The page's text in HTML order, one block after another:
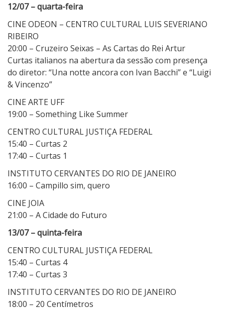
12/07 – quarta-feira
CINE ODEON – CENTRO CULTURAL LUIS SEVERIANO
RIBEIRO
20:00 – Cruzeiro Seixas – As Cartas do Rei Artur
Curtas italianos na abertura da sessão com presença
do diretor: “Una notte ancora con Ivan Bacchi” e “Luigi
& Vincenzo”
CINE ARTE UFF
19:00 – Something Like Summer
CENTRO CULTURAL JUSTIÇA FEDERAL
15:40 – Curtas 2
17:40 – Curtas 1
INSTITUTO CERVANTES DO RIO DE JANEIRO
16:00 – Campillo sim, quero
CINE JOIA
21:00 – A Cidade do Futuro
13/07 – quinta-feira
CENTRO CULTURAL JUSTIÇA FEDERAL
15:40 – Curtas 4
17:40 – Curtas 3
INSTITUTO CERVANTES DO RIO DE JANEIRO
18:00 – 20 Centímetros